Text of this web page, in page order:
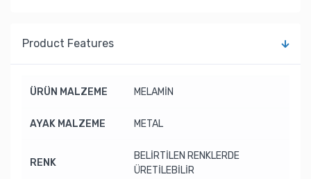
Product Features
ÜRÜN MALZEME MELAMİN
AYAK MALZEME METAL
RENK
BELİRTİLEN RENKLERDE
ÜRETİLEBİLİR